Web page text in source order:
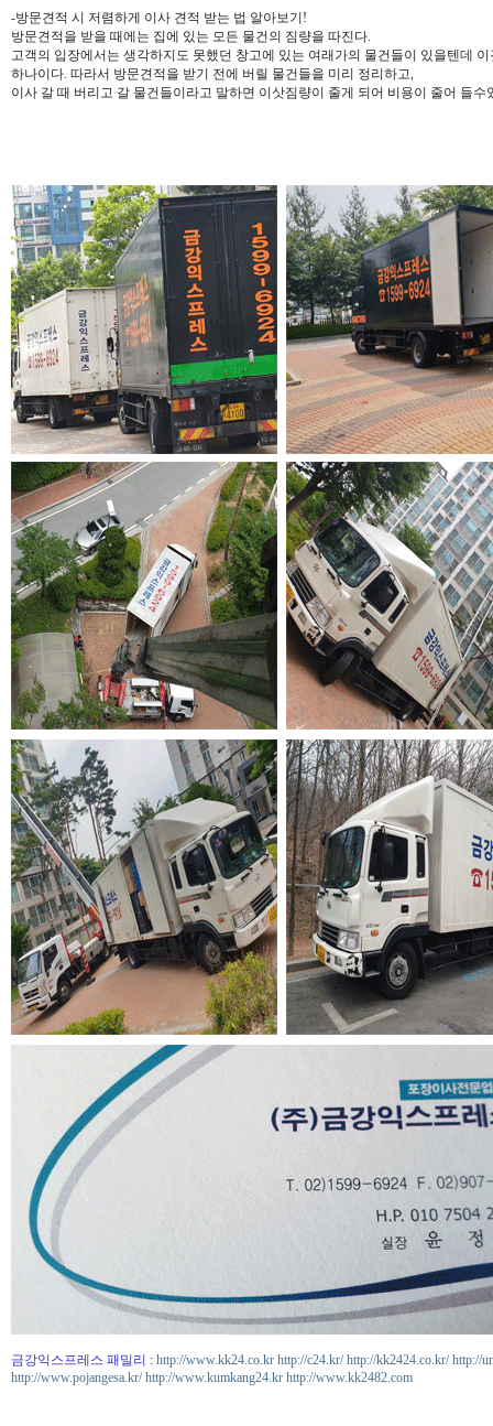
-방문견적 시 저렴하게 이사 견적 받는 법 알아보기!
방문견적을 받을 때에는 집에 있는 모든 물건의 짐량을 따진다.
고객의 입장에서는 생각하지도 못했던 창고에 있는 여래가의 물건들이 있을텐데
하나이다. 따라서 방문견적을 받기 전에 버릴 물건들을 미리 정리하고,
이사 갈 때 버리고 갈 물건들이라고 말하면 이삿짐량이 줄게 되어 비용이 줄어 들수
금강익스프레스 패밀리 : http://www.kk24.co.kr http://c24.kr/ http://kk2424.co.kr/ http://
http://www.pojangesa.kr/ http://www.kumkang24.kr http://www.kk2482.com